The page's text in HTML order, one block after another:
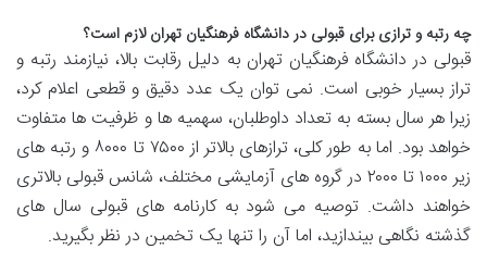
چه رتبه و ترازی برای قبولی در دانشگاه فرهنگیان تهران لازم است؟
قبولی در دانشگاه فرهنگیان تهران به دلیل رقابت بالا، نیازمند رتبه و
تراز بسیار خوبی است. نمی توان یک عدد دقیق و قطعی اعلام کرد،
زیرا هر سال بسته به تعداد داوطلبان، سهمیه ها و ظرفیت ها متفاوت
خواهد بود. اما به طور کلی، ترازهای بالاتر از ۷۵۰۰ تا ۸۰۰۰ و رتبه های
زیر ۱۰۰۰ تا ۲۰۰۰ در گروه های آزمایشی مختلف، شانس قبولی بالاتری
خواهند داشت. توصیه می شود به کارنامه های قبولی سال های
گذشته نگاهی بیندازید، اما آن را تنها یک تخمین در نظر بگیرید.